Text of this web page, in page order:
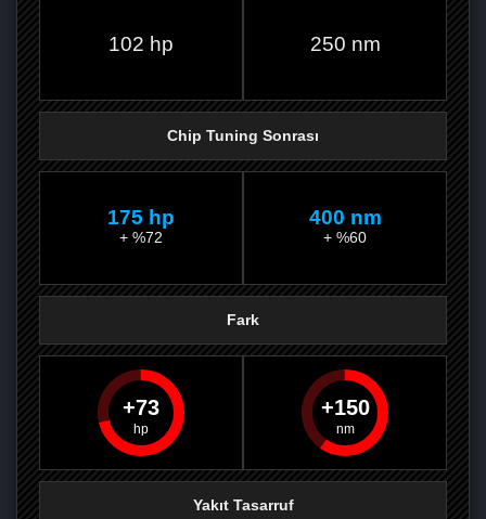
PAYLAŞPAYLAŞPLUS'TA
102 hp 250 nm
Chip Tuning Sonrası
175 hp
+ %72
400 nm
+ %60
Fark
73 150
Yakıt Tasarruf